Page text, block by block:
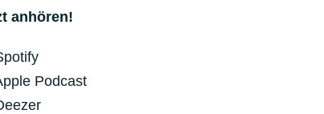
anhören!
Podcast